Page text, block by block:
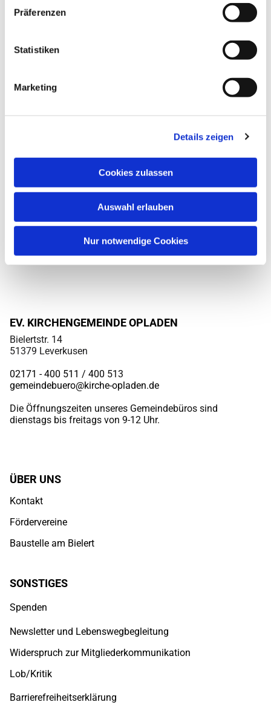
Präferenzen
Statistiken
Marketing
Details zeigen
Cookies zulassen
Auswahl erlauben
Nur notwendige Cookies
EV. KIRCHENGEMEINDE OPLADEN
Bielertstr. 14
51379 Leverkusen
02171 - 400 511 / 400 513
gemeindebuero@kirche-opladen.de
Die Öffnungszeiten unseres Gemeindebüros sind
dienstags bis freitags von 9-12 Uhr.
ÜBER UNS
Kontakt
Fördervereine
Baustelle am Bielert
SONSTIGES
Spenden
Newsletter und Lebenswegbegleitung
Widerspruch zur Mitgliederkommunikation
Lob/Kritik
Barrierefreiheitserklärung